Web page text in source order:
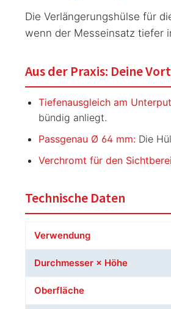
Die Verlängerungshülse für
wenn der Messeinsatz tiefer
Aus der Praxis: Deine
Tiefenausgleich am
bündig anliegt.
Passgenau Ø 64 mm: Die
Verchromt für den
Technische Daten
Verwendung
Durchmesser × Höhe
Oberfläche